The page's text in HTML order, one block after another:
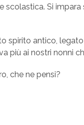
Si impara
spirito antico, legato
più ai nostri nonni
che ne pensi?